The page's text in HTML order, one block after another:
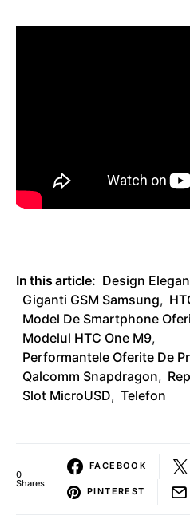
In this article: Design
Giganti GSM Samsung,
Model De Smartphone
Modelul HTC One M9,
Performantele Oferite De
Qalcomm Snapdragon,
Slot MicroUSD, Telefon
0
Shares
FACEBOOK
PINTEREST